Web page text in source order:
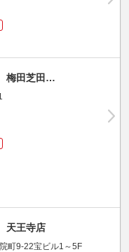
梅田芝田…
天王寺店
町9-22宝ビル1～5F